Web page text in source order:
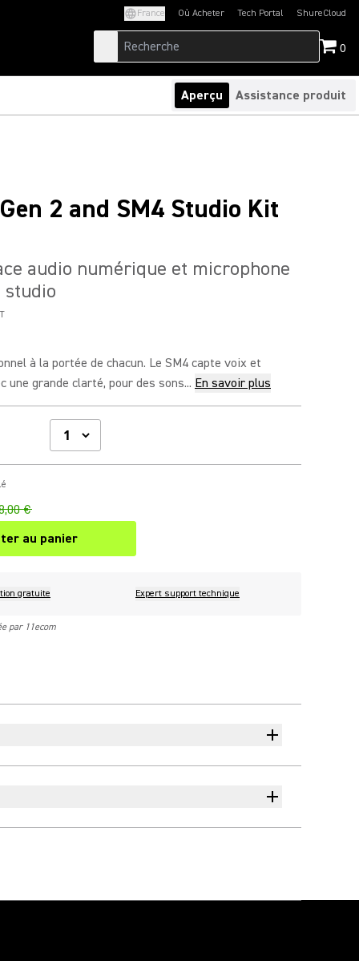
France Où Acheter Tech Portal
(Opens in a new tab)ShureCloud
(Opens in a new
0
Aperçu Assistance produit
2 and SM4 Studio Kit
audio numérique et microphone
studio
à la portée de chacun. Le SM4 capte voix et
une grande clarté, pour des sons... En savoir plus
€
au panier
gratuite Expert support technique
par 11ecom